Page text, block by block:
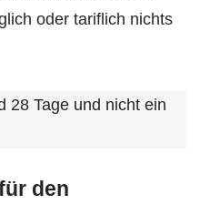
oder tariflich nichts
28 Tage und nicht ein
den